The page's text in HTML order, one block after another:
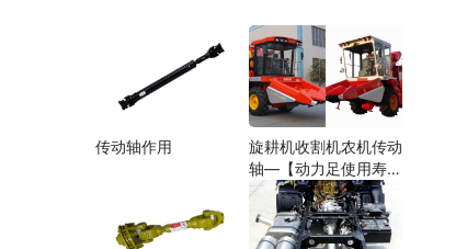
传动轴作用
旋耕机收割机农机传动
轴—【动力足使用寿命
久】